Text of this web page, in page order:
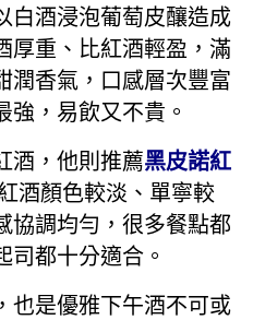
白酒浸泡葡萄皮釀造成
厚重、比紅酒輕盈，滿
潤香氣，口感層次豐富
強，易飲又不貴。
酒，他則推薦黑皮諾紅
酒顏色較淡、單寧較
協調均勻，很多餐點都
司都十分適合。
也是優雅下午酒不可或